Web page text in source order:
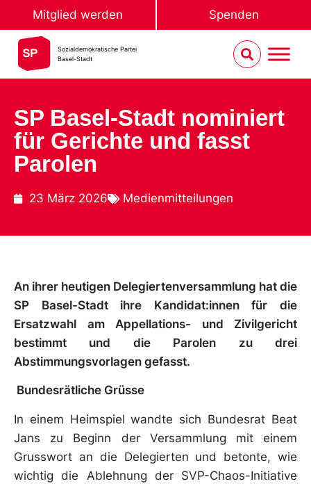
Mitglied werden Spenden
Sozialdemokratische Partei
Basel-Stadt
SP Basel-Stadt nominiert
für Gerichte und fasst
Parolen
23 März 2026 Medienmitteilungen
An ihrer heutigen Delegiertenversammlung hat die
SP Basel-Stadt ihre Kandidat:innen für die
Ersatzwahl am Appellations- und Zivilgericht
bestimmt und die Parolen zu drei
Abstimmungsvorlagen gefasst.
Bundesrätliche Grüsse
In einem Heimspiel wandte sich Bundesrat Beat
Jans zu Beginn der Versammlung mit einem
Grusswort an die Delegierten und betonte, wie
wichtig die Ablehnung der SVP-Chaos-Initiative